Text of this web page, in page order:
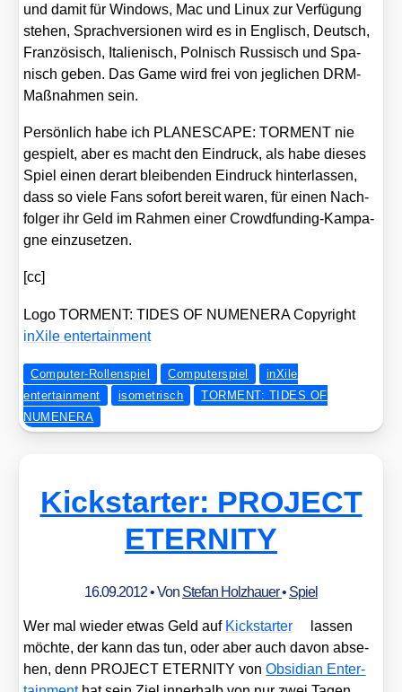
und damit für Win­dows, Mac und Linux zur Ver­fü­gung
ste­hen, Sprach­ver­sio­nen wird es in Eng­lisch, Deutsch,
Fran­zö­sisch, Ita­lie­nisch, Pol­nisch Rus­sisch und Spa­
nisch geben. Das Game wird frei von jeg­li­chen DRM-
Maß­nah­men sein.
Per­sön­lich habe ich PLANESCAPE: TORMENT nie
gespielt, aber es macht den Ein­druck, als habe die­ses
Spiel einen der­art blei­ben­den Ein­druck hin­ter­las­sen,
dass so vie­le Fans sofort bereit waren, für einen Nach­
fol­ger ihr Geld im Rah­men einer Crowd­fun­ding-Kam­pa­
gne ein­zu­set­zen.
[cc]
Logo TORMENT: TIDES OF NUMENERA Copy­right
inXi­le enter­tain­ment
Computer-Rollenspiel Computerspiel
inXile
entertainment
isometrisch
TORMENT: TIDES OF
NUMENERA
Kickstarter: PROJECT
ETERNITY
16.09.2012• Von Stefan Holzhauer• Spiel
Wer mal wie­der etwas Geld auf Kick­star­ter
las­sen
möch­te, der kann das tun, oder aber auch davon abse­
hen, denn PROJECT ETERNITY vonObsi­di­an Enter­